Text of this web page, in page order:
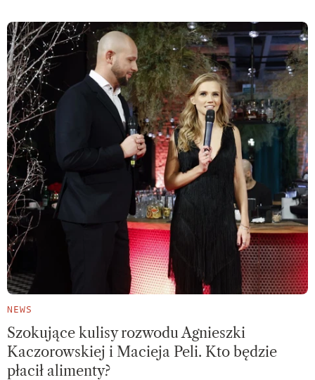
NEWS
Szokujące kulisy rozwodu Agnieszki
Kaczorowskiej i Macieja Peli. Kto będzie
płacił alimenty?